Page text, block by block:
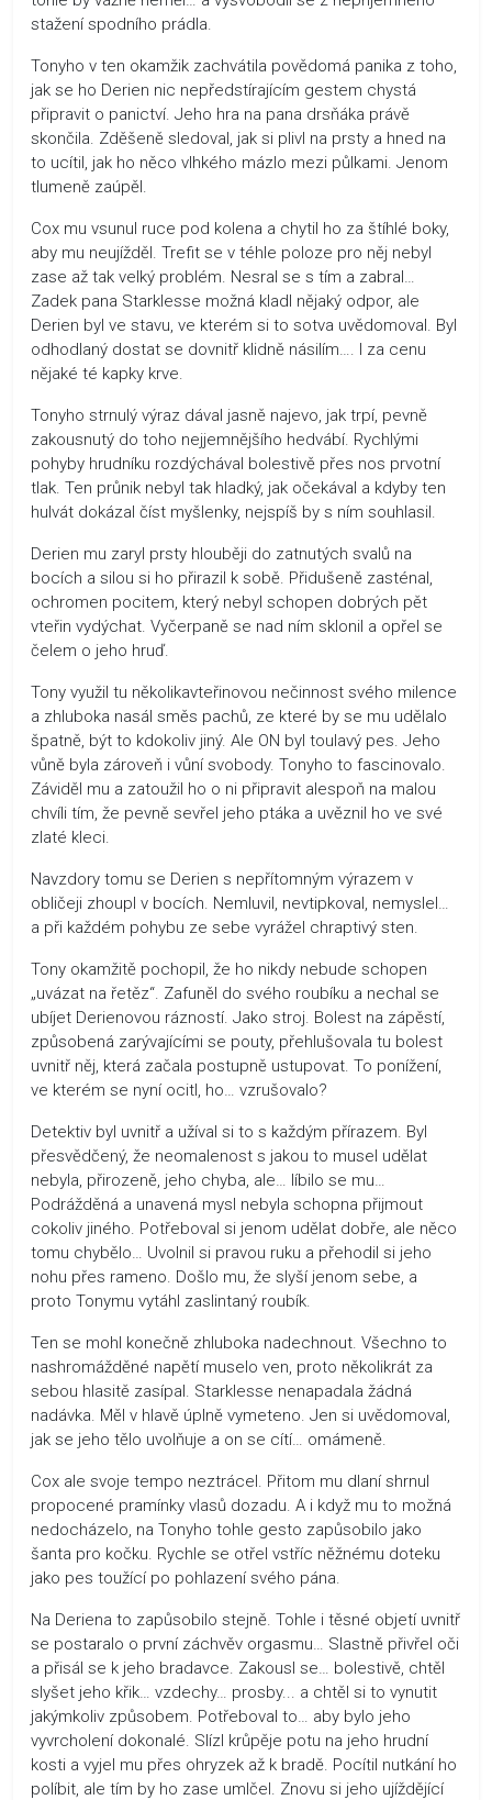
stažení spodního prádla.
Tonyho v ten okamžik zachvátila povědomá panika z toho,
jak se ho Derien nic nepředstírajícím gestem chystá
připravit o panictví. Jeho hra na pana drsňáka právě
skončila. Zděšeně sledoval, jak si plivl na prsty a hned na
to ucítil, jak ho něco vlhkého mázlo mezi půlkami. Jenom
tlumeně zaúpěl.
Cox mu vsunul ruce pod kolena a chytil ho za štíhlé boky,
aby mu neujížděl. Trefit se v téhle poloze pro něj nebyl
zase až tak velký problém. Nesral se s tím a zabral…
Zadek pana Starklesse možná kladl nějaký odpor, ale
Derien byl ve stavu, ve kterém si to sotva uvědomoval. Byl
odhodlaný dostat se dovnitř klidně násilím…. I za cenu
nějaké té kapky krve.
Tonyho strnulý výraz dával jasně najevo, jak trpí, pevně
zakousnutý do toho nejjemnějšího hedvábí. Rychlými
pohyby hrudníku rozdýchával bolestivě přes nos prvotní
tlak. Ten průnik nebyl tak hladký, jak očekával a kdyby ten
hulvát dokázal číst myšlenky, nejspíš by s ním souhlasil.
Derien mu zaryl prsty hlouběji do zatnutých svalů na
bocích a silou si ho přirazil k sobě. Přidušeně zasténal,
ochromen pocitem, který nebyl schopen dobrých pět
vteřin vydýchat. Vyčerpaně se nad ním sklonil a opřel se
čelem o jeho hruď.
Tony využil tu několikavteřinovou nečinnost svého milence
a zhluboka nasál směs pachů, ze které by se mu udělalo
špatně, být to kdokoliv jiný. Ale ON byl toulavý pes. Jeho
vůně byla zároveň i vůní svobody. Tonyho to fascinovalo.
Záviděl mu a zatoužil ho o ni připravit alespoň na malou
chvíli tím, že pevně sevřel jeho ptáka a uvěznil ho ve své
zlaté kleci.
Navzdory tomu se Derien s nepřítomným výrazem v
obličeji zhoupl v bocích. Nemluvil, nevtipkoval, nemyslel…
a při každém pohybu ze sebe vyrážel chraptivý sten.
Tony okamžitě pochopil, že ho nikdy nebude schopen
„uvázat na řetěz“. Zafuněl do svého roubíku a nechal se
ubíjet Derienovou rázností. Jako stroj. Bolest na zápěstí,
způsobená zarývajícími se pouty, přehlušovala tu bolest
uvnitř něj, která začala postupně ustupovat. To ponížení,
ve kterém se nyní ocitl, ho… vzrušovalo?
Detektiv byl uvnitř a užíval si to s každým přírazem. Byl
přesvědčený, že neomalenost s jakou to musel udělat
nebyla, přirozeně, jeho chyba, ale… líbilo se mu…
Podrážděná a unavená mysl nebyla schopna přijmout
cokoliv jiného. Potřeboval si jenom udělat dobře, ale něco
tomu chybělo… Uvolnil si pravou ruku a přehodil si jeho
nohu přes rameno. Došlo mu, že slyší jenom sebe, a
proto Tonymu vytáhl zaslintaný roubík.
Ten se mohl konečně zhluboka nadechnout. Všechno to
nashromážděné napětí muselo ven, proto několikrát za
sebou hlasitě zasípal. Starklesse nenapadala žádná
nadávka. Měl v hlavě úplně vymeteno. Jen si uvědomoval,
jak se jeho tělo uvolňuje a on se cítí… omámeně.
Cox ale svoje tempo neztrácel. Přitom mu dlaní shrnul
propocené pramínky vlasů dozadu. A i když mu to možná
nedocházelo, na Tonyho tohle gesto zapůsobilo jako
šanta pro kočku. Rychle se otřel vstříc něžnému doteku
jako pes toužící po pohlazení svého pána.
Na Deriena to zapůsobilo stejně. Tohle i těsné objetí uvnitř
se postaralo o první záchvěv orgasmu… Slastně přivřel oči
a přisál se k jeho bradavce. Zakousl se… bolestivě, chtěl
slyšet jeho křik… vzdechy… prosby... a chtěl si to vynutit
jakýmkoliv způsobem. Potřeboval to… aby bylo jeho
vyvrcholení dokonalé. Slízl krůpěje potu na jeho hrudní
kosti a vyjel mu přes ohryzek až k bradě. Pocítil nutkání ho
políbit, ale tím by ho zase umlčel. Znovu si jeho ujíždějící